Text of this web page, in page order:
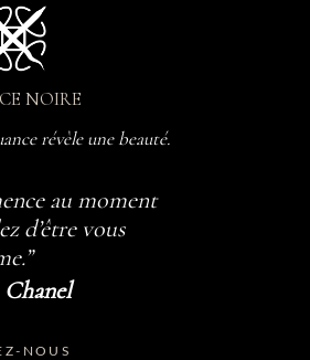
NOIRE
révèle une beauté.
au moment
d’être vous
NOUS